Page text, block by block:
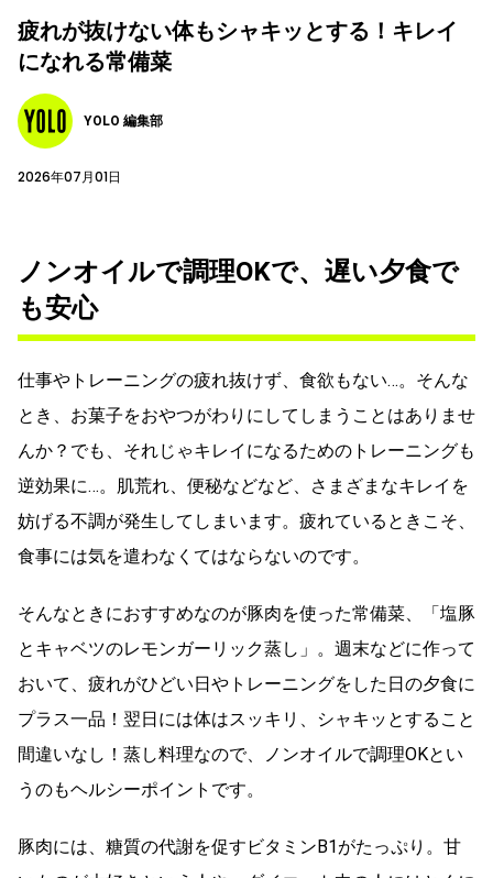
疲れが抜けない体もシャキッとする！キレイ
になれる常備菜
YOLO 編集部
2026年07月01日
ノンオイルで調理OKで、遅い夕食で
も安心
仕事やトレーニングの疲れ抜けず、食欲もない…。そんな
とき、お菓子をおやつがわりにしてしまうことはありませ
んか？でも、それじゃキレイになるためのトレーニングも
逆効果に…。肌荒れ、便秘などなど、さまざまなキレイを
妨げる不調が発生してしまいます。疲れているときこそ、
食事には気を遣わなくてはならないのです。
そんなときにおすすめなのが豚肉を使った常備菜、「塩豚
とキャベツのレモンガーリック蒸し」。週末などに作って
おいて、疲れがひどい日やトレーニングをした日の夕食に
プラス一品！翌日には体はスッキリ、シャキッとすること
間違いなし！蒸し料理なので、ノンオイルで調理OKとい
うのもヘルシーポイントです。
豚肉には、糖質の代謝を促すビタミンB1がたっぷり。甘